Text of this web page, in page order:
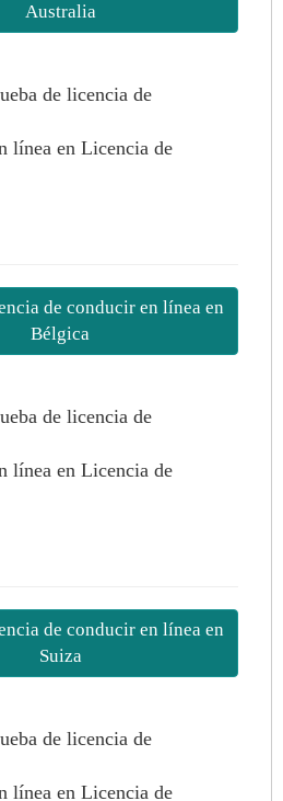
Australia
de licencia de
línea en Licencia de
de conducir en línea en
Bélgica
de licencia de
línea en Licencia de
de conducir en línea en
Suiza
de licencia de
línea en Licencia de